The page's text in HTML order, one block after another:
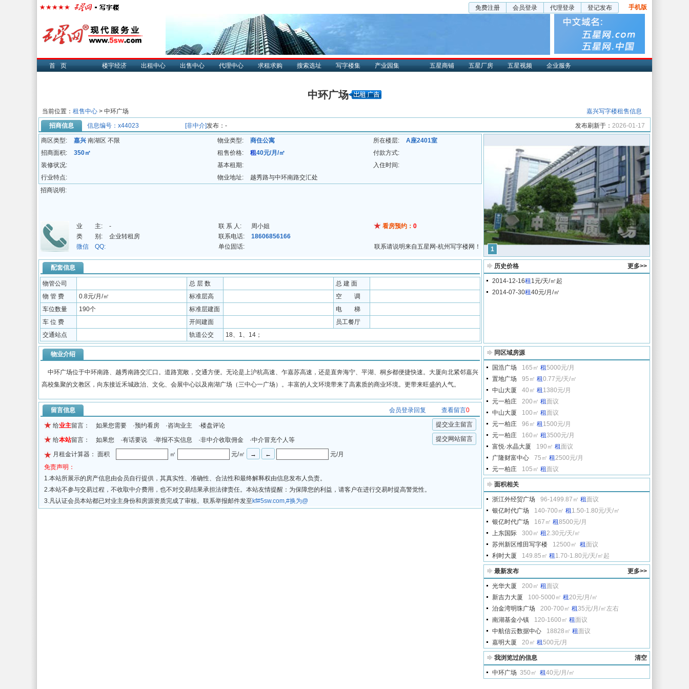
免费注册 会员登录 代理登录 登记发布 手机版
首页 楼宇经济 出租中心 出售中心 代理中心 求租求购 搜索选址 写字楼集 产业园集 五星商铺 五星厂房 五星视频 企业服务
中环广场
当前位置： 租售中心 > 中环广场
嘉兴写字楼租售信息
招商信息
信息编号：x44023 [非中介]发布：- 发布刷新于： 2026-01-17
商区类型: 嘉兴 南湖区 不限 物业类型: 商住公寓 所在楼层:
A座2401室
招商面积:
350㎡ 租售价格: 租40元/月/㎡
付款方式:
装修状况:
基本租期:
入住时间:
行业特点:
物业地址:
越秀路与中环南路交汇处
招商说明:
业 主: - 联 系 人: 周小姐 看房预约： 0
类 别:
企业转租房 联系电话:
18606856166
微信 QQ:
单位固话: 联系请说明来自五星网-杭州写字楼网！
配套信息
物管公司 总 层 数
总 建 面
物 管 费
0.8元/月/㎡ 标准层高
空 调
车位数量
190个 标准层建面
电 梯
车 位 费
开间建面
员工餐厅
交通站点
轨道公交 18、1、14；
物业介绍
中环广场位于中环南路、越秀南路交汇口。道路宽敞，交通方便。无论是上沪杭高速、乍嘉苏高速，还是直奔海宁、平湖、桐乡都便捷快速。大厦向北紧邻嘉兴
高校集聚的文教区，向东接近禾城政治、文化、会展中心以及南湖广场（三中心一广场）。丰富的人文环境带来了高素质的商业环境。更带来旺盛的人气。
留言信息 0
查看留言
会员登录回复
给业主留言： 如果您需要 ·预约看房 ·咨询业主 ·楼盘评论 提交业主留言
给本站留言： 如果您 ·有话要说 ·举报不实信息 ·非中介收取佣金 ·中介冒充个人等 提交网站留言
月租金计算器： 面积 ㎡ 元/㎡
元/月
免责声明：
1.本站所展示的房产信息由会员自行提供，其真实性、准确性、合法性和最终解释权由信息发布人负责。
2.本站不参与交易过程，不收取中介费用，也不对交易结果承担法律责任。本站友情提醒：为保障您的利益，请客户在进行交易时提高警觉性。
3.凡认证会员本站都已对业主身份和房源资质完成了审核。联系举报邮件发至 kf#5sw.com,#换为@
1
更多>>
历史价格
2014-12-16租 1元/天/㎡起
2014-07-30租40元/月/㎡
同区域房源
国浩广场 165㎡ 租5000元/月
置地广场
95㎡ 租0.77元/天/㎡
中山大厦
40㎡ 租 1380元/月
元一柏庄
200㎡ 租面议
中山大厦
100㎡ 租面议
元一柏庄
96㎡ 租 1500元/月
元一柏庄
160㎡ 租3500元/月
富悦·水晶大厦
190㎡ 租面议
广隆财富中心
75㎡ 租2500元/月
元一柏庄
105㎡ 租面议
面积相关
浙江外经贸广场 96-1499.87㎡ 租面议
银亿时代广场
140-700㎡ 租 1.50-1.80元/天/㎡
银亿时代广场
167㎡ 租8500元/月
上东国际
300㎡ 租2.30元/天/㎡
苏州新区维田写字楼
12500㎡ 租面议
利时大厦
149.85㎡ 租 1.70-1.80元/天/㎡起
更多>>
最新发布
光华大厦 200㎡ 租面议
新吉力大厦
100-5000㎡ 租20元/月/㎡
泊金湾明珠广场
200-700㎡ 租35元/月/㎡左右
南湖基金小镇
120-1600㎡ 租面议
中航信云数据中心
18828㎡ 租面议
嘉明大厦
20㎡ 租500元/月
清空
我浏览过的信息
中环广场 350㎡ 租40元/月/㎡